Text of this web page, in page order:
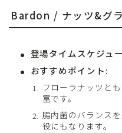
Bardon / ナッツ&グ
登場タイムスケジュ
おすすめポイント:
フローラナッツと
富です。
腸内菌のバランス
役にもなります。